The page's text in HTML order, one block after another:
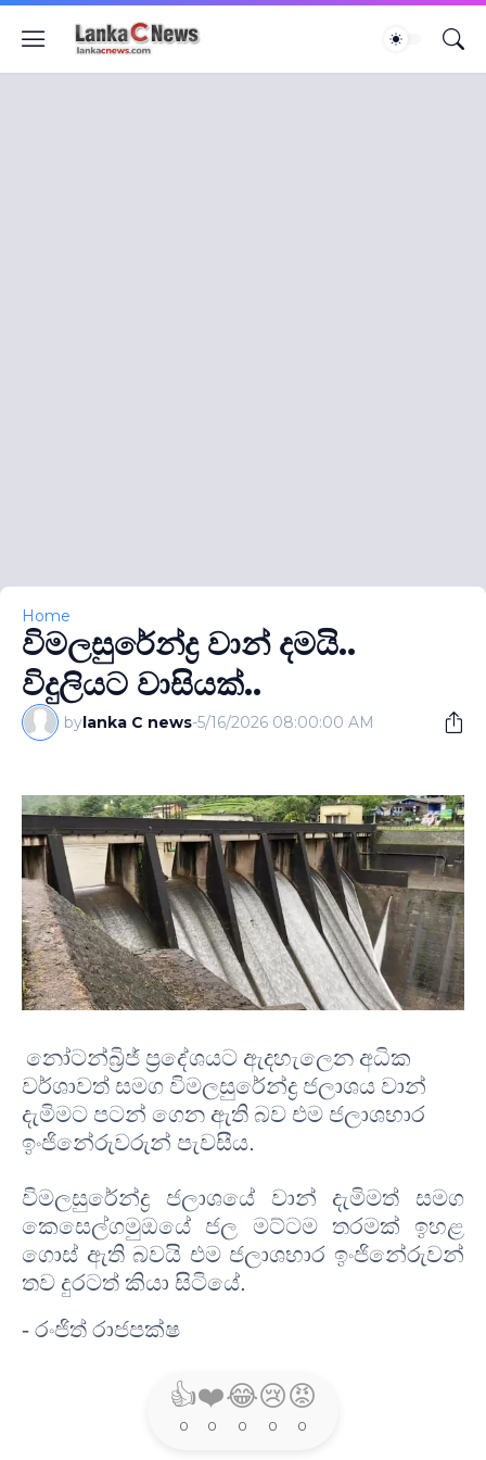
Home
විමලසුරේන්ද්‍ර වාන් දමයි..
විදුලියට වාසියක්..
bylanka C news-5/16/2026 08:00:00 AM
නෝටන්බ්‍රිජ් ප්‍රදේශයට ඇදහැලෙන අධික
වර්ශාවත් සමග විමලසුරේන්ද්‍ර ජලාශය වාන්
දැමිමට පටන් ගෙන ඇති බව එම ජලාශභාර
ඉංජිනේරුවරුන් පැවසීය.
විමලසුරේන්ද්‍ර ජලාශයේ වාන් දැමිමත් සමග
කෙසෙල්ගමුඔයේ ජල මට්ටම තරමක් ඉහළ
ගොස් ඇති බවයි එම ජලාශභාර ඉංජිනේරුවන්
තව දුරටත් කියා සිටියේ.
- රංජිත් රාජපක්ෂ
👍
0
❤️
0
😂
0
😢
0
😡
0